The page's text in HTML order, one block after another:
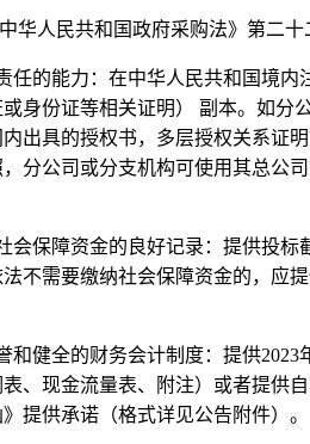
华人民共和国政府采购法》第二十
任的能力：在中华人民共和国境
身份证等相关证明） 副本。如分
出具的授权书，多层授权关系证
分公司或分支机构可使用其总公
会保障资金的良好记录：提供投标
不需要缴纳社会保障资金的，应
和健全的财务会计制度：提供2023
表、现金流量表、附注）或者提供
提供承诺（格式详见公告附件）。